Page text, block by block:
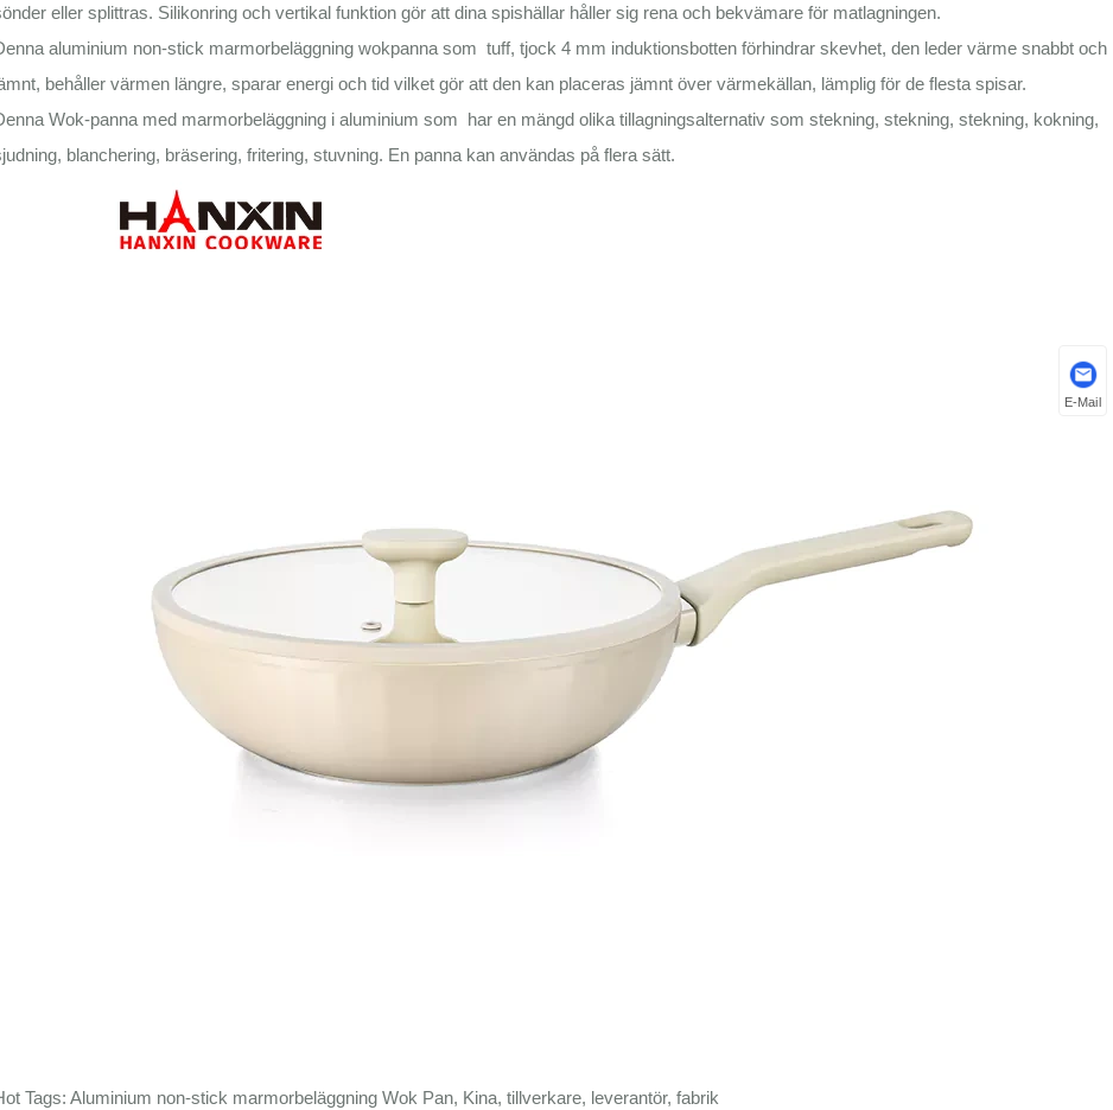
eller splittras. Silikonring och vertikal funktion gör att dina spishällar håller sig rena och bekvämare för matlagningen.
aluminium non-stick marmorbeläggning wokpanna som tuff, tjock 4 mm induktionsbotten förhindrar skevhet, den leder värme snabbt och
behåller värmen längre, sparar energi och tid vilket gör att den kan placeras jämnt över värmekällan, lämplig för de flesta spisar.
Wok-panna med marmorbeläggning i aluminium som har en mängd olika tillagningsalternativ som stekning, stekning, stekning, kokning,
blanchering, bräsering, fritering, stuvning. En panna kan användas på flera sätt.
Tags: Aluminium non-stick marmorbeläggning Wok Pan, Kina, tillverkare, leverantör, fabrik
E-Mail